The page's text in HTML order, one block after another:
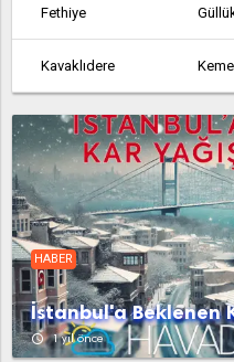
Fethiye
Kavaklıdere
Marmaris Milas
Ören
Söğüt
Yalıkavak
HABER
İstanbul'a Beklenen
access_time 1 yıl önce